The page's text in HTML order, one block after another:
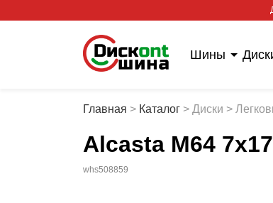
Шины
Главная > Каталог > Диски >
Alcasta M64
whs508859